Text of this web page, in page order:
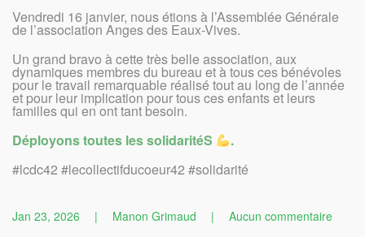
Vendredi 16 janvier, nous étions à l’Assemblée Générale
de l’association Anges des Eaux-Vives.
Un grand bravo à cette très belle association, aux
dynamiques membres du bureau et à tous ces bénévoles
pour le travail remarquable réalisé tout au long de l’année
et pour leur implication pour tous ces enfants et leurs
familles qui en ont tant besoin.
Déployons toutes les solidaritéS
.
#lcdc42 #lecollectifducoeur42 #solidarité
Jan 23, 2026 | Manon Grimaud | Aucun commentairesur